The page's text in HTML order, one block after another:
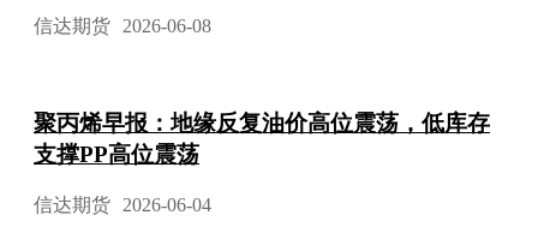
信达期货 2026-06-08
聚丙烯早报：地缘反复油价高位震荡，低库存
支撑PP高位震荡
信达期货 2026-06-04